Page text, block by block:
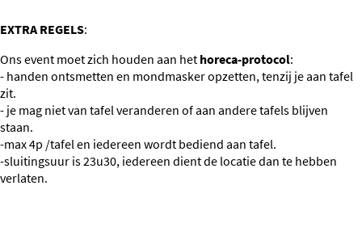
EXTRA REGELS:
Ons event moet zich houden aan het horeca-protocol:
- handen ontsmetten en mondmasker opzetten, tenzij je aan tafel
zit.
- je mag niet van tafel veranderen of aan andere tafels blijven
staan.
-max 4p /tafel en iedereen wordt bediend aan tafel.
-sluitingsuur is 23u30, iedereen dient de locatie dan te hebben
verlaten.